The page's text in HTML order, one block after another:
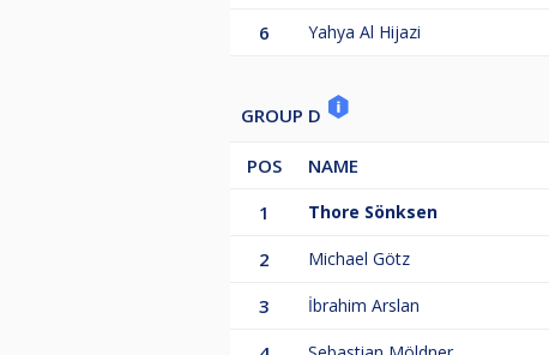
6 Yahya Al Hijazi
GROUP D
POS NAME
1
Thore Sönksen
2 Michael Götz
3 İbrahim Arslan